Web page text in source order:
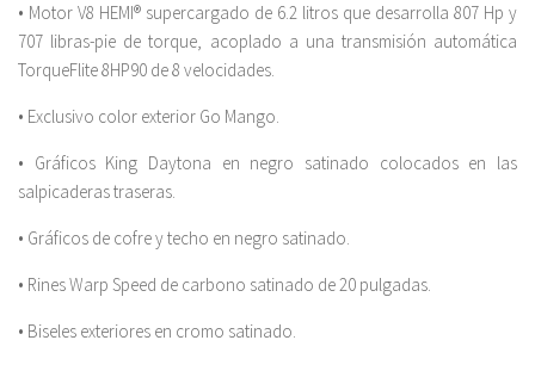
• Motor V8 HEMI® supercargado de 6.2 litros que desarrolla 807 Hp y
707 libras-pie de torque, acoplado a una transmisión automática
TorqueFlite 8HP90 de 8 velocidades.
• Exclusivo color exterior Go Mango.
• Gráficos King Daytona en negro satinado colocados en las
salpicaderas traseras.
• Gráficos de cofre y techo en negro satinado.
• Rines Warp Speed de carbono satinado de 20 pulgadas.
• Biseles exteriores en cromo satinado.